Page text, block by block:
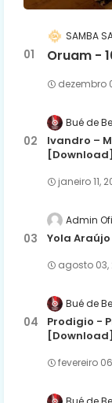
SAMBA
Oruam -
dezembro
Bué de
Ivandro –
[Download]
janeiro 11,
Admin
Yola Araújo
agosto 03,
Bué de
Prodigio -
[Download]
fevereiro